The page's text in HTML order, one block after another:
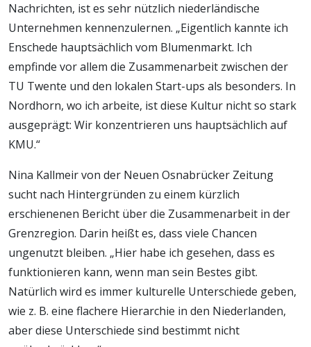
Nachrichten, ist es sehr nützlich niederländische
Unternehmen kennenzulernen. „Eigentlich kannte ich
Enschede hauptsächlich vom Blumenmarkt. Ich
empfinde vor allem die Zusammenarbeit zwischen der
TU Twente und den lokalen Start-ups als besonders. In
Nordhorn, wo ich arbeite, ist diese Kultur nicht so stark
ausgeprägt: Wir konzentrieren uns hauptsächlich auf
KMU.“
Nina Kallmeir von der Neuen Osnabrücker Zeitung
sucht nach Hintergründen zu einem kürzlich
erschienenen Bericht über die Zusammenarbeit in der
Grenzregion. Darin heißt es, dass viele Chancen
ungenutzt bleiben. „Hier habe ich gesehen, dass es
funktionieren kann, wenn man sein Bestes gibt.
Natürlich wird es immer kulturelle Unterschiede geben,
wie z. B. eine flachere Hierarchie in den Niederlanden,
aber diese Unterschiede sind bestimmt nicht